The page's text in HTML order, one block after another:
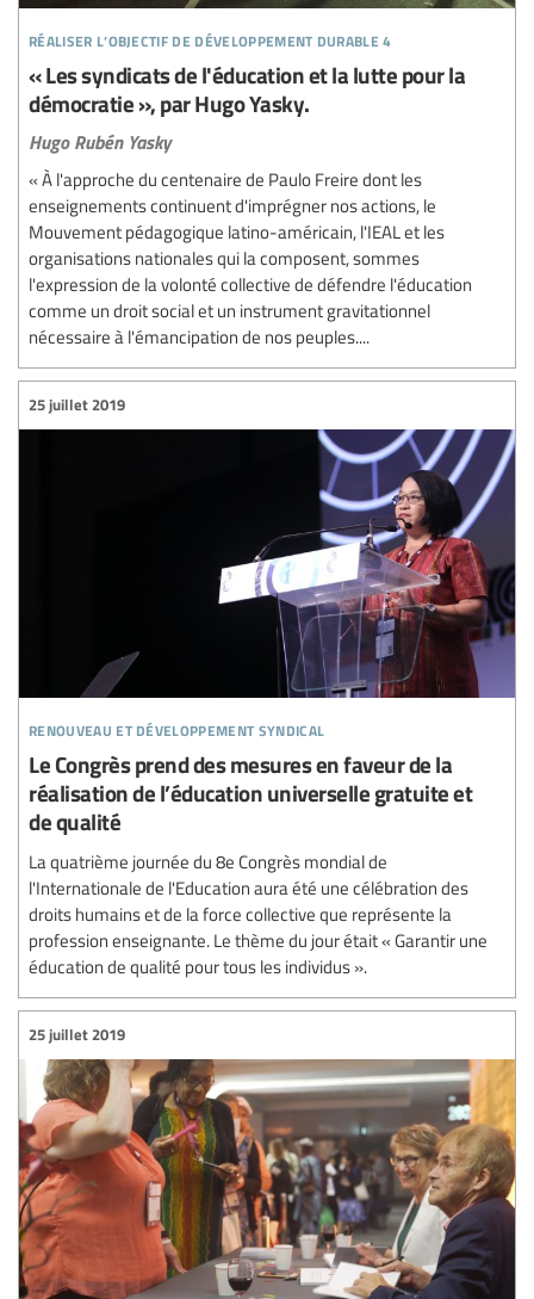
réaliser l’objectif de développement durable 4
« Les syndicats de l'éducation et la lutte pour la
démocratie », par Hugo Yasky.
Hugo Rubén Yasky
« À l'approche du centenaire de Paulo Freire dont les
enseignements continuent d'imprégner nos actions, le
Mouvement pédagogique latino-américain, l'IEAL et les
organisations nationales qui la composent, sommes
l'expression de la volonté collective de défendre l'éducation
comme un droit social et un instrument gravitationnel
nécessaire à l'émancipation de nos peuples....
renouveau et développement syndical
25 juillet 2019
Le Congrès prend des mesures en faveur de la
réalisation de l’éducation universelle gratuite et
de qualité
La quatrième journée du 8e Congrès mondial de
l'Internationale de l'Education aura été une célébration des
droits humains et de la force collective que représente la
profession enseignante. Le thème du jour était « Garantir une
éducation de qualité pour tous les individus ».
25 juillet 2019